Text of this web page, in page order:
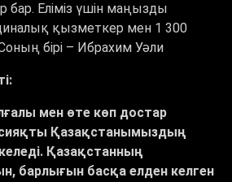
бар. Еліміз үшін маңызды
қызметкер мен 1 300
бірі – Ибрахим Уәли
мен өте көп достар
Қазақстанымыздың
Қазақстанның
барлығын басқа елден келген